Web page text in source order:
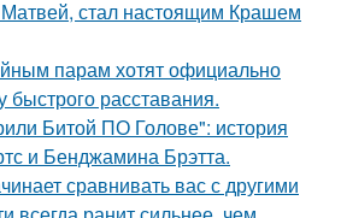
Матвей, стал настоящим Крашем
парам хотят официально
быстрого расставания.
Битой ПО Голове": история
и Бенджамина Брэтта.
сравнивать вас с другими